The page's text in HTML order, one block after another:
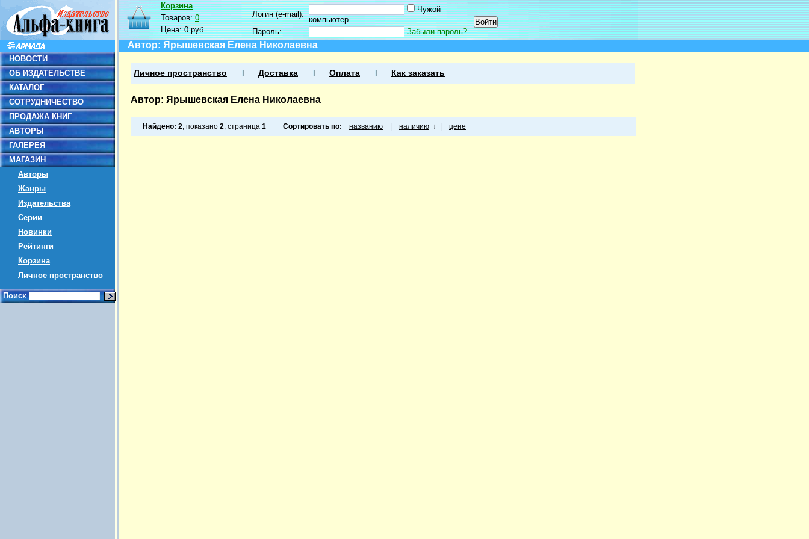
НОВОСТИ
ОБ ИЗДАТЕЛЬСТВЕ
КАТАЛОГ
СОТРУДНИЧЕСТВО
ПРОДАЖА КНИГ
АВТОРЫ
ГАЛЕРЕЯ
МАГАЗИН
Авторы
Жанры
Издательства
Серии
Новинки
Рейтинги
Корзина
Личное пространство
Поиск
Корзина
Товаров:0
Цена:0 руб.
Логин (e-mail):
Чужой
компьютер
Пароль:
Забыли пароль?
Автор: Ярышевская Елена Николаевна
Личное пространство Доставка Оплата Как заказать
Автор: Ярышевская Елена Николаевна
Найдено: 2, показано 2, страница 1 Сортировать по: названию наличию ↓ цене